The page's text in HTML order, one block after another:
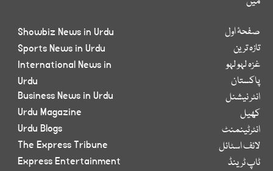
صفحۂ اول
تازہ ترین
غزہ لہو لہو
پاکستان
انٹر نیشنل
کھیل
انٹرٹینمنٹ
لائف اسٹائل
ٹاپ ٹرینڈ
Showbiz News in Urdu
Sports News in Urdu
International News in
Urdu
Business News in Urdu
Urdu Magazine
Urdu Blogs
The Express Tribune
Express Entertainment